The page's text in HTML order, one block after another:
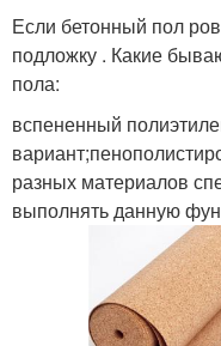
Если бетонный пол
подложку . Какие
пола:
вспененный
разных материалов
выполнять данную